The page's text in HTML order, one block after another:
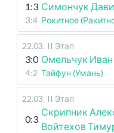
1:3 Симончук
3:4 Рокитное
22.03. II Этап
3:0 Омельчук Иван
4:2 Тайфун (Умань)
22.03. II Этап
0:3
Скрипник
Войтехов